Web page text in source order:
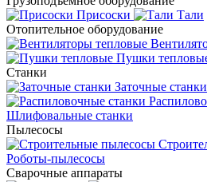
Присоски
Тали
Отопительное оборудование
Пушки
Станки
Заточные станки
Шлифовальные станки
Пылесосы
Роботы-пылесосы
Сварочные аппараты